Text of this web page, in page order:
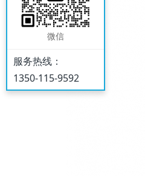
微信
服务热线：
1350-115-9592